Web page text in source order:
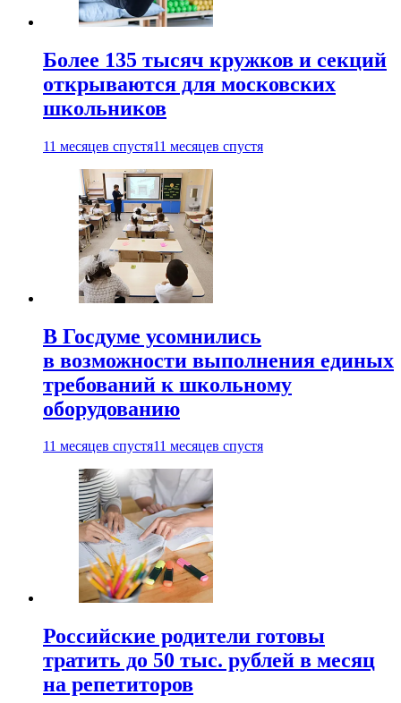
Более 135 тысяч кружков и секций
открываются для московских
школьников
11 месяцев спустя11 месяцев спустя
В Госдуме усомнились
в возможности выполнения единых
требований к школьному
оборудованию
11 месяцев спустя11 месяцев спустя
Российские родители готовы
тратить до 50 тыс. рублей в месяц
на репетиторов